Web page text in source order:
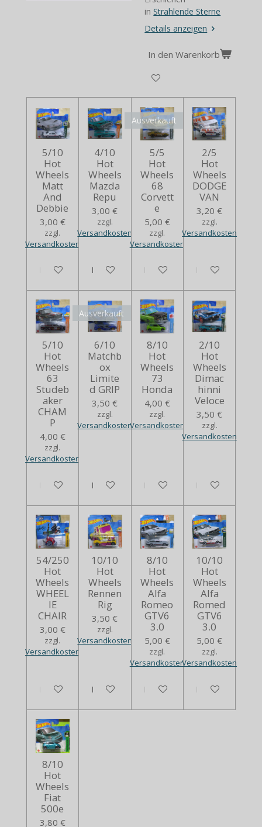
inStrahlende Sterne
Details anzeigen
In den Warenkorb
5/10
Hot
Wheels
Matt
And
Debbie
3,00 €
zzgl.
Versandkosten
In den Warenkorb
4/10
Hot
Wheels
Mazda
Repu
3,00 €
zzgl.
Versandkosten
In den Warenkorb
Ausverkauft
5/5
Hot
Wheels
68
Corvett
e
5,00 €
zzgl.
Versandkosten
Bei Verfügbarkeit
2/5
Hot
Wheels
DODGE
VAN
3,20 €
zzgl.
Versandkosten
In den
5/10
Hot
Wheels
63
Studeb
aker
CHAM
P
4,00 €
zzgl.
Versandkosten
In den Warenkorb
Ausverkauft
6/10
Matchb
ox
Limite
d GRIP
3,50 €
zzgl.
Versandkosten
Bei Verfügbarkeit benachrichtigen
8/10
Hot
Wheels
73
Honda
4,00 €
zzgl.
Versandkosten
In den Warenkorb
2/10
Hot
Wheels
Dimac
hinni
Veloce
3,50 €
zzgl.
Versandkosten
In den
54/250
Hot
Wheels
WHEEL
IE
CHAIR
3,00 €
zzgl.
Versandkosten
In den Warenkorb
10/10
Hot
Wheels
Rennen
Rig
3,50 €
zzgl.
Versandkosten
In den Warenkorb
8/10
Hot
Wheels
Alfa
Romeo
GTV6
3.0
5,00 €
zzgl.
Versandkosten
In den Warenkorb
10/10
Hot
Wheels
Alfa
Romed
GTV6
3.0
5,00 €
zzgl.
Versandkosten
In den
8/10
Hot
Wheels
Fiat
500e
3,80 €